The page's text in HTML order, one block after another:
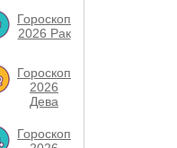
Гороскоп
2026 Рак
Гороскоп
2026
Дева
Гороскоп